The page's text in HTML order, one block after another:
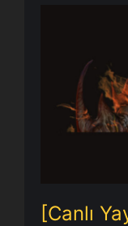
[Canlı
[Canlı